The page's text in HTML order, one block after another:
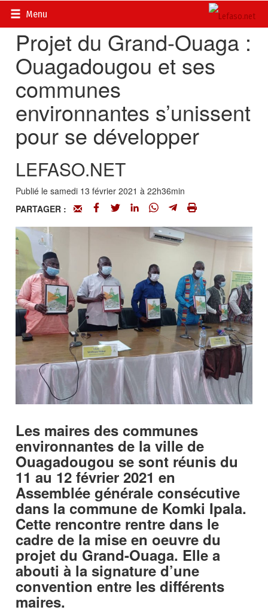
Menu
Accueil>
Projet du Grand-Ouaga :
Ouagadougou et ses
communes
environnantes s’unissent
pour se développer
LEFASO.NET
Publié le samedi 13 février 2021 à 22h36min
PARTAGER :
Les maires des communes
environnantes de la ville de
Ouagadougou se sont réunis du
11 au 12 février 2021 en
Assemblée générale consécutive
dans la commune de Komki Ipala.
Cette rencontre rentre dans le
cadre de la mise en oeuvre du
projet du Grand-Ouaga. Elle a
abouti à la signature d’une
convention entre les différents
maires.